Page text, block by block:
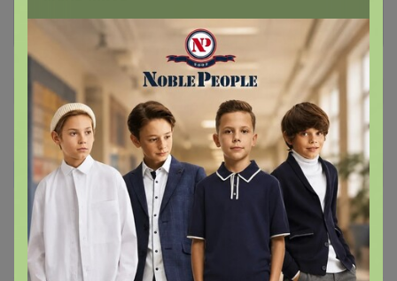
Elena900 133 Автор уже получил заказ!
19 мая, 2025 23:06